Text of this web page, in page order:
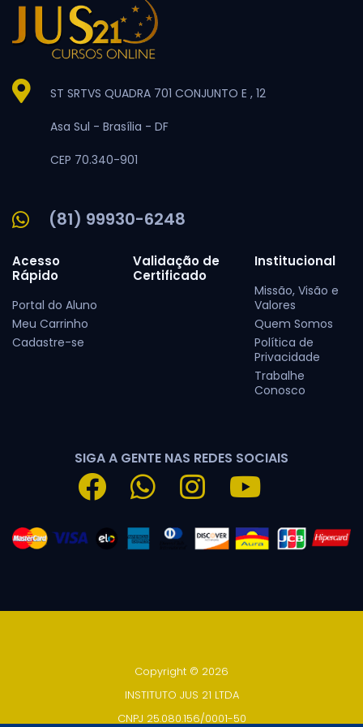
ST SRTVS QUADRA 701 CONJUNTO E , 12
Asa Sul - Brasília - DF
CEP 70.340-901
(81) 99930-6248
Acesso
Rápido
Portal do Aluno
Meu Carrinho
Cadastre-se
Validação de
Certificado
Institucional
Missão, Visão e
Valores
Quem Somos
Política de
Privacidade
Trabalhe
Conosco
SIGA A GENTE NAS REDES SOCIAIS
Copyright © 2026
INSTITUTO JUS 21 LTDA
CNPJ 25.080.156/0001-50